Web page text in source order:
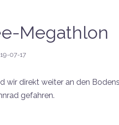
Megathlon
07-17
direkt weiter an den
gefahren.